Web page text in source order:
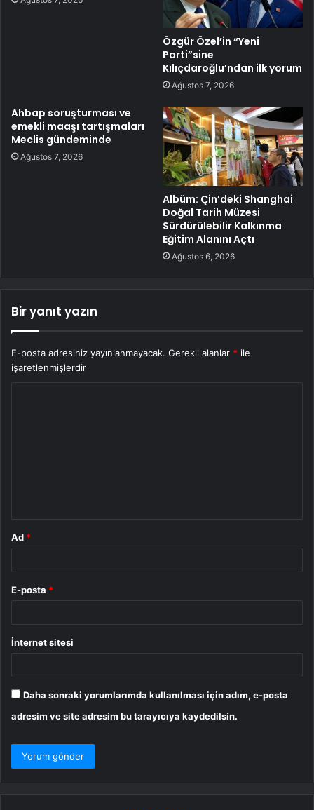
Özgür Özel’in “Yeni
Parti”sine
Kılıçdaroğlu’ndan ilk yorum
Ağustos 7, 2026
Ahbap soruşturması ve
emekli maaşı tartışmaları
Meclis gündeminde
Ağustos 7, 2026
Albüm: Çin’deki Shanghai
Doğal Tarih Müzesi
Sürdürülebilir Kalkınma
Eğitim Alanını Açtı
Ağustos 6, 2026
Bir yanıt yazın
E-posta adresiniz yayınlanmayacak. Gerekli alanlar * ile
işaretlenmişlerdir
Ad *
E-posta *
İnternet sitesi
Daha sonraki yorumlarımda kullanılması için adım, e-posta
adresim ve site adresim bu tarayıcıya kaydedilsin.